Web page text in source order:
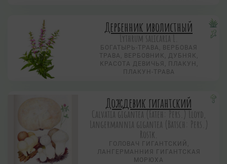
Дербенник иволистный
Lythrum salicaria L.
БОГАТЫРЬ-ТРАВА, ВЕРБОВАЯ
ТРАВА, ВЕРБОВНИК, ДУБНЯК,
КРАСОТА ДЕВИЧЬЯ, ПЛАКУН,
ПЛАКУН-ТРАВА
Дождевик гигантский
Calvatia gigantea (Fateh: Pers.) Lloyd,
Langermannia gigantea (Batsch: Pers.)
Rostk.
ГОЛОВАЧ ГИГАНТСКИЙ,
ЛАНГЕРМАННИЯ ГИГАНТСКАЯ
МОРЮХА